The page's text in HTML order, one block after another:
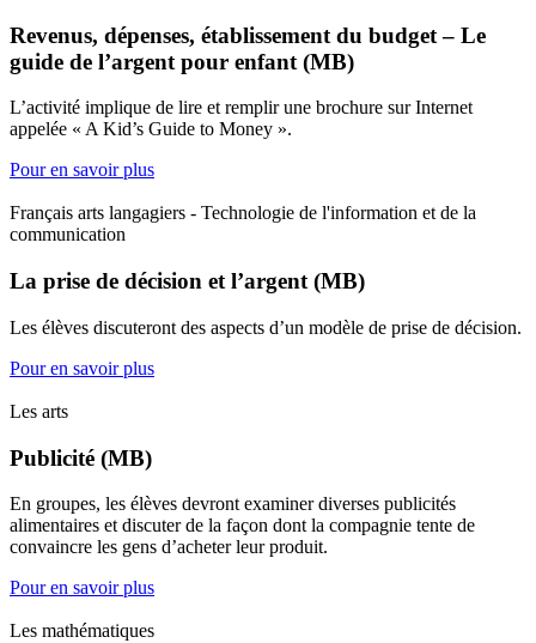
Revenus, dépenses, établissement du budget – Le
guide de l’argent pour enfant (MB)
L’activité implique de lire et remplir une brochure sur Internet
appelée « A Kid’s Guide to Money ».
Pour en savoir plus
Français arts langagiers - Technologie de l'information et de la
communication
La prise de décision et l’argent (MB)
Les élèves discuteront des aspects d’un modèle de prise de décision.
Pour en savoir plus
Les arts
Publicité (MB)
En groupes, les élèves devront examiner diverses publicités
alimentaires et discuter de la façon dont la compagnie tente de
convaincre les gens d’acheter leur produit.
Pour en savoir plus
Les mathématiques